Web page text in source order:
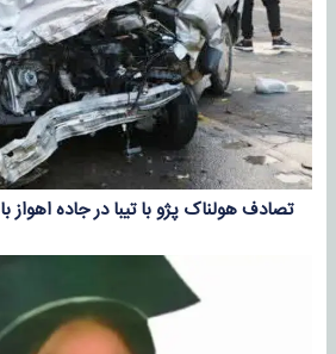
تصادف هولناک پژو با تیبا در جاده اهواز با ۶ کشته